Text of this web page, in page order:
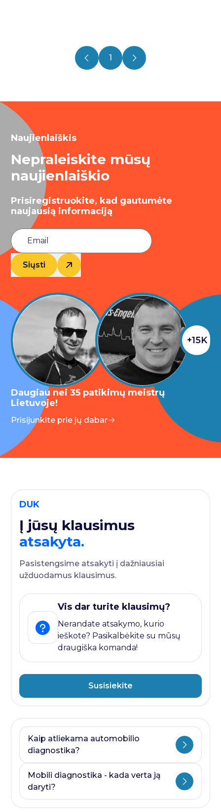
1
Naujienlaiškis
Nepraleiskite mūsų
naujienlaiškio
Prisiregistruokite, kad gautumėte
naujausią informaciją
Siųsti
+15K
Daugiau nei 35 patikimų meistrų
Lietuvoje!
Prisijunkite prie jų dabar
DUK
Į jūsų klausimus
atsakyta.
Pasistengsime atsakyti į dažniausiai
užduodamus klausimus.
Vis dar turite klausimų?
Nerandate atsakymo, kurio
ieškote? Pasikalbėkite su mūsų
draugiška komanda!
Susisiekite
Kaip atliekama automobilio
diagnostika?
Ji visada prasideda nuo kompiuterines
diagnostikos ir baigiasi papildomais
Mobili diagnostika - kada verta ją
daryti?